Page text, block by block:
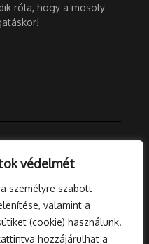
védelmét
személyre szabott
valamint a
(cookie) használunk.
hozzájárulhat a
róla, hogy a mosoly